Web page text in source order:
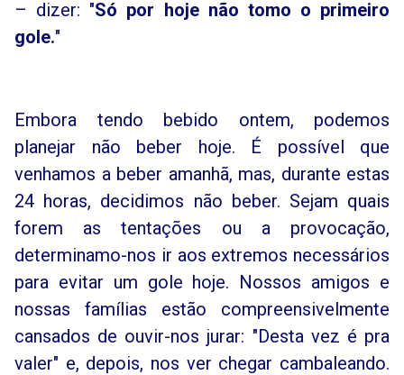
– dizer: "Só por hoje não tomo o primeiro
gole."
Embora tendo bebido ontem, podemos
planejar não beber hoje. É possível que
venhamos a beber amanhã, mas, durante estas
24 horas, decidimos não beber. Sejam quais
forem as tentações ou a provocação,
determinamo-nos ir aos extremos necessários
para evitar um gole hoje. Nossos amigos e
nossas famílias estão compreensivelmente
cansados de ouvir-nos jurar: "Desta vez é pra
valer" e, depois, nos ver chegar cambaleando.